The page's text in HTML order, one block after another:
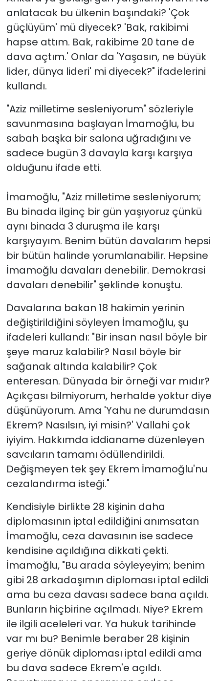
anlatacak bu ülkenin başındaki? 'Çok
güçlüyüm' mü diyecek? 'Bak, rakibimi
hapse attım. Bak, rakibime 20 tane de
dava açtım.' Onlar da 'Yaşasın, ne büyük
lider, dünya lideri' mi diyecek?" ifadelerini
kullandı.
"Aziz milletime sesleniyorum" sözleriyle
savunmasına başlayan İmamoğlu, bu
sabah başka bir salona uğradığını ve
sadece bugün 3 davayla karşı karşıya
olduğunu ifade etti.
İmamoğlu, "Aziz milletime sesleniyorum;
Bu binada ilginç bir gün yaşıyoruz çünkü
aynı binada 3 duruşma ile karşı
karşıyayım. Benim bütün davalarım hepsi
bir bütün halinde yorumlanabilir. Hepsine
İmamoğlu davaları denebilir. Demokrasi
davaları denebilir" şeklinde konuştu.
Davalarına bakan 18 hakimin yerinin
değiştirildiğini söyleyen İmamoğlu, şu
ifadeleri kullandı: "Bir insan nasıl böyle bir
şeye maruz kalabilir? Nasıl böyle bir
sağanak altında kalabilir? Çok
enteresan. Dünyada bir örneği var mıdır?
Açıkçası bilmiyorum, herhalde yoktur diye
düşünüyorum. Ama 'Yahu ne durumdasın
Ekrem? Nasılsın, iyi misin?' Vallahi çok
iyiyim. Hakkımda iddianame düzenleyen
savcıların tamamı ödüllendirildi.
Değişmeyen tek şey Ekrem İmamoğlu'nu
cezalandırma isteği."
Kendisiyle birlikte 28 kişinin daha
diplomasının iptal edildiğini anımsatan
İmamoğlu, ceza davasının ise sadece
kendisine açıldığına dikkati çekti.
İmamoğlu, "Bu arada söyleyeyim; benim
gibi 28 arkadaşımın diploması iptal edildi
ama bu ceza davası sadece bana açıldı.
Bunların hiçbirine açılmadı. Niye? Ekrem
ile ilgili aceleleri var. Ya hukuk tarihinde
var mı bu? Benimle beraber 28 kişinin
geriye dönük diploması iptal edildi ama
bu dava sadece Ekrem'e açıldı.